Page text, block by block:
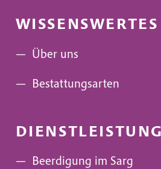
WISSENSWERTES
— Über uns
— Bestattungsarten
— Beerdigung im Sarg